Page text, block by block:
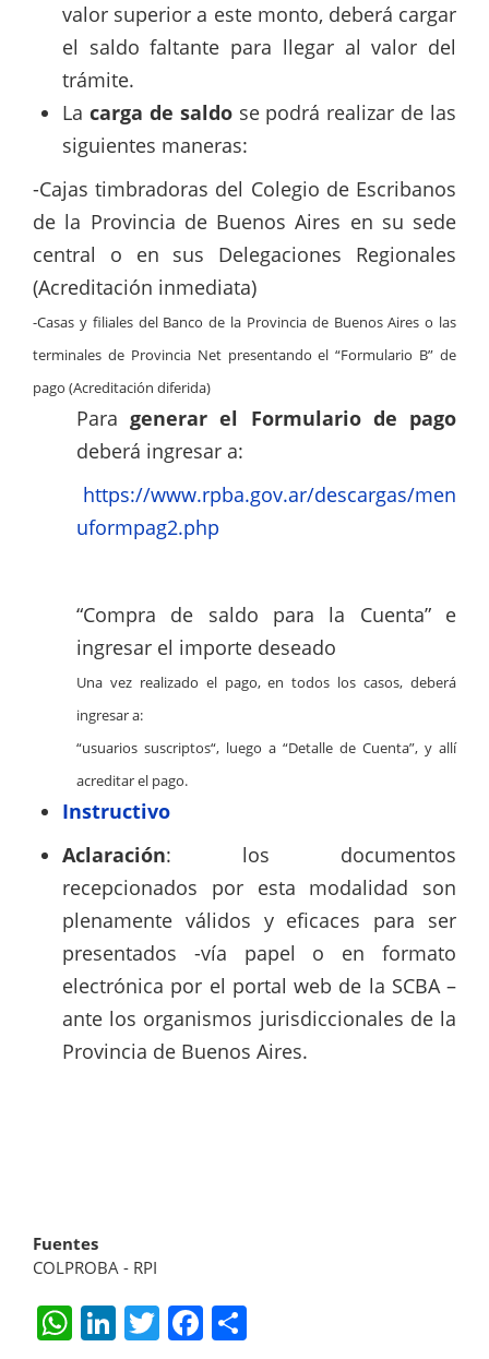
valor superior a este monto, deberá cargar
el saldo faltante para llegar al valor del
trámite.
La carga de saldose podrá realizar de las
siguientes maneras:
-Cajas timbradoras del Colegio de Escribanos
de la Provincia de Buenos Aires en su sede
central o en sus Delegaciones Regionales
(Acreditación inmediata)
-Casas y filiales del Banco de la Provincia de Buenos Aires o las
terminales de Provincia Net presentando el “Formulario B” de
pago (Acreditación diferida)
Paragenerar el Formulario de pago
deberá ingresar a:
https://www.rpba.gov.ar/descargas/men
uformpag2.php
“Compra de saldo para la Cuenta” e
ingresar el importe deseado
Una vez realizado el pago, en todos los casos, deberá
ingresar a:
“usuarios suscriptos“, luego a “Detalle de Cuenta”, y allí
acreditar el pago.
Instructivo
Aclaración: los documentos
recepcionados por esta modalidad son
plenamente válidos y eficaces para ser
presentados -vía papel o en formato
electrónica por el portal web de la SCBA –
ante los organismos jurisdiccionales de la
Provincia de Buenos Aires.
Fuentes
COLPROBA - RPI
W Li T F